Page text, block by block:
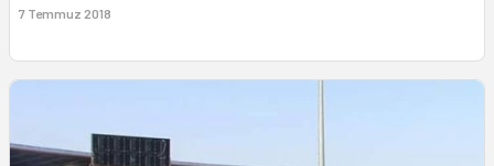
7 Temmuz 2018